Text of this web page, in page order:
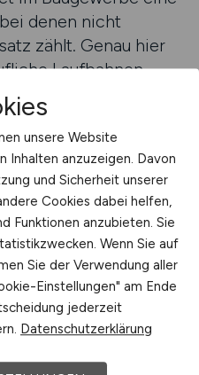
denen nicht
zählt. Genau hier
Laufbahnen.
nahezu allen
benötigt: im
beim Ausbau
Die
und direkt:
Baugeräte
und Absichern der
da sein, wo jemand
sind zwar oft
aber klare
Ergebnisse.
unsere Website
Inhalten anzuzeigen. Davon
und Sicherheit unserer
Cookies dabei helfen,
Funktionen anzubieten. Sie
Wenn Sie auf
Sie der Verwendung aller
Einstellungen" am Ende
jederzeit
Datenschutzerklärung